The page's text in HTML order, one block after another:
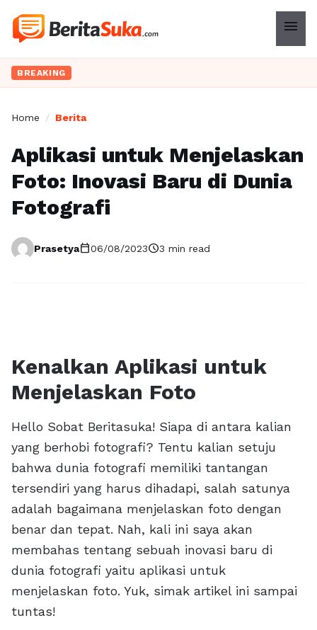
menu
BREAKING
Home / Berita
Aplikasi untuk Menjelaskan
Foto: Inovasi Baru di Dunia
Fotografi
Prasetyacalendar_today06/08/2023schedule3 min read
Kenalkan Aplikasi untuk
Menjelaskan Foto
Hello Sobat Beritasuka! Siapa di antara kalian
yang berhobi fotografi? Tentu kalian setuju
bahwa dunia fotografi memiliki tantangan
tersendiri yang harus dihadapi, salah satunya
adalah bagaimana menjelaskan foto dengan
benar dan tepat. Nah, kali ini saya akan
membahas tentang sebuah inovasi baru di
dunia fotografi yaitu aplikasi untuk
menjelaskan foto. Yuk, simak artikel ini sampai
tuntas!